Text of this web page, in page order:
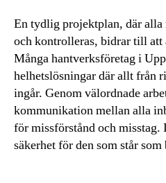
En tydlig projektplan, där alla
och kontrolleras, bidrar till
Många hantverksföretag i
helhetslösningar där allt från
ingår. Genom välordnade
kommunikation mellan alla
för missförstånd och misstag.
säkerhet för den som står som